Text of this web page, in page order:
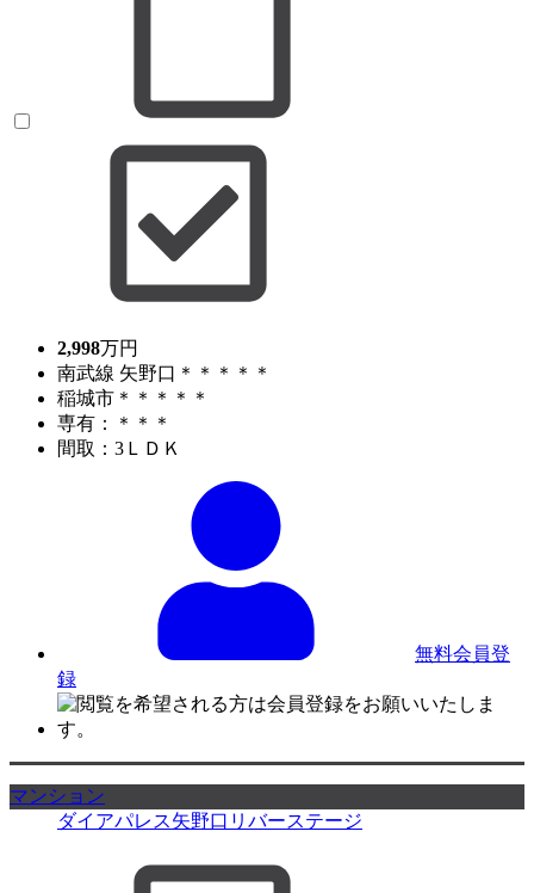
2,998万円
南武線 矢野口＊＊＊＊＊
稲城市＊＊＊＊＊
専有：＊＊＊
間取：3ＬＤＫ
無料会員登
録
マンション
ダイアパレス矢野口リバーステージ